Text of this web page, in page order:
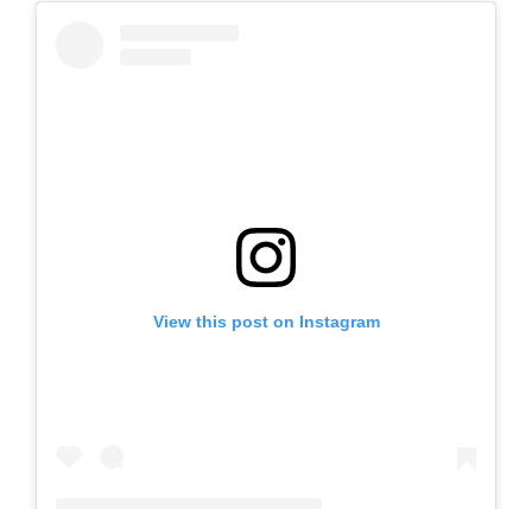
View this post on Instagram